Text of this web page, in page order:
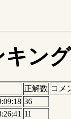
キング
正解数 コメ
36
11